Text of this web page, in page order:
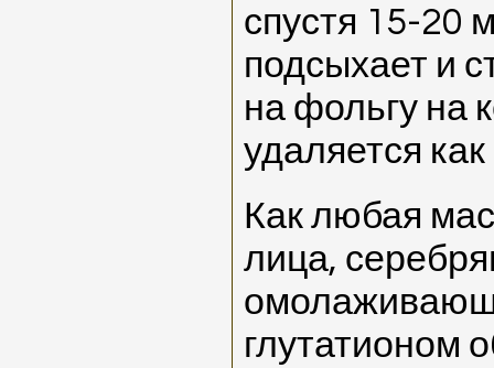
спустя 15-20
подсыхает и
на фольгу на
удаляется
Как любая
лица,
глутатионом